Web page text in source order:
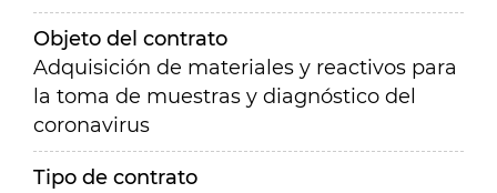
Objeto del contrato
Adquisición de materiales y reactivos para
la toma de muestras y diagnóstico del
coronavirus
Tipo de contrato